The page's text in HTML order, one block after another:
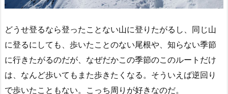
どうせ登るなら登ったことない山に登りたがるし、同じ山
に登るにしても、歩いたことのない尾根や、知らない季節
に行きたがるのだが、なぜだかこの季節のこのルートだけ
は、なんど歩いてもまた歩きたくなる。そういえば逆回り
で歩いたこともない。こっち周りが好きなのだ。